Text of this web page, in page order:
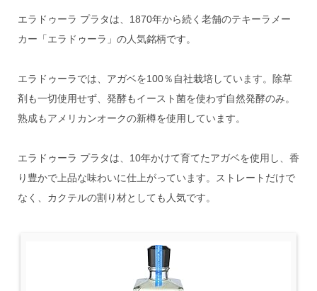
エラドゥーラ プラタは、1870年から続く老舗のテキーラメー
カー「エラドゥーラ」の人気銘柄です。
エラドゥーラでは、アガベを100％自社栽培しています。除草
剤も一切使用せず、発酵もイースト菌を使わず自然発酵のみ。
熟成もアメリカンオークの新樽を使用しています。
エラドゥーラ プラタは、10年かけて育てたアガベを使用し、香
り豊かで上品な味わいに仕上がっています。ストレートだけで
なく、カクテルの割り材としても人気です。